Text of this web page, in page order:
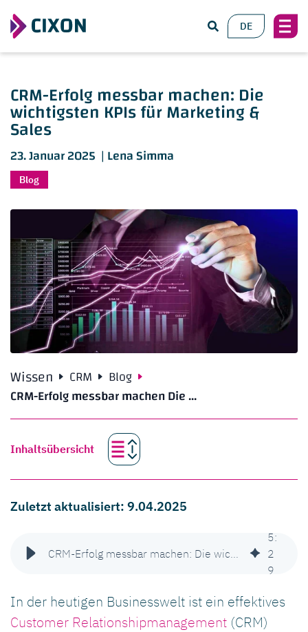
DE
CRM-Erfolg messbar machen: Die
wichtigsten KPIs für Marketing &
Sales
23. Januar 2025 | Lena Simma
Blog
Wissen CRM
Blog
CRM-Erfolg messbar machen Die ...
Inhaltsübersicht
Zuletzt aktualisiert: 9.04.2025
5:
2
9
In der heutigen Businesswelt ist ein effektives
Customer Relationshipmanagement (CRM)